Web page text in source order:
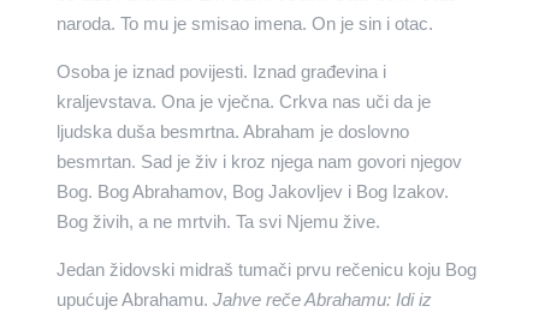
naroda. To mu je smisao imena. On je sin i otac.
Osoba je iznad povijesti. Iznad građevina i
kraljevstava. Ona je vječna. Crkva nas uči da je
ljudska duša besmrtna. Abraham je doslovno
besmrtan. Sad je živ i kroz njega nam govori njegov
Bog. Bog Abrahamov, Bog Jakovljev i Bog Izakov.
Bog živih, a ne mrtvih. Ta svi Njemu žive.
Jedan židovski midraš tumači prvu rečenicu koju Bog
upućuje Abrahamu. Jahve reče Abrahamu: Idi iz